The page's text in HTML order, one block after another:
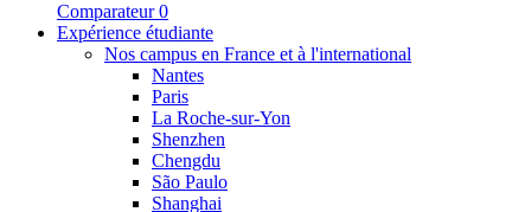
Comparateur 0
Expérience étudiante
Nos campus en France et à l'international
Nantes
Paris
La Roche-sur-Yon
Shenzhen
Chengdu
São Paulo
Shanghai